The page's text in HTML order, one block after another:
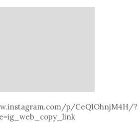
p/CeQ1OhnjM4H/?